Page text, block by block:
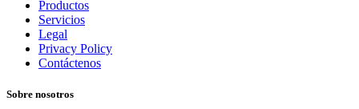
Productos
Servicios
Legal
Privacy Policy
Contáctenos
Sobre nosotros